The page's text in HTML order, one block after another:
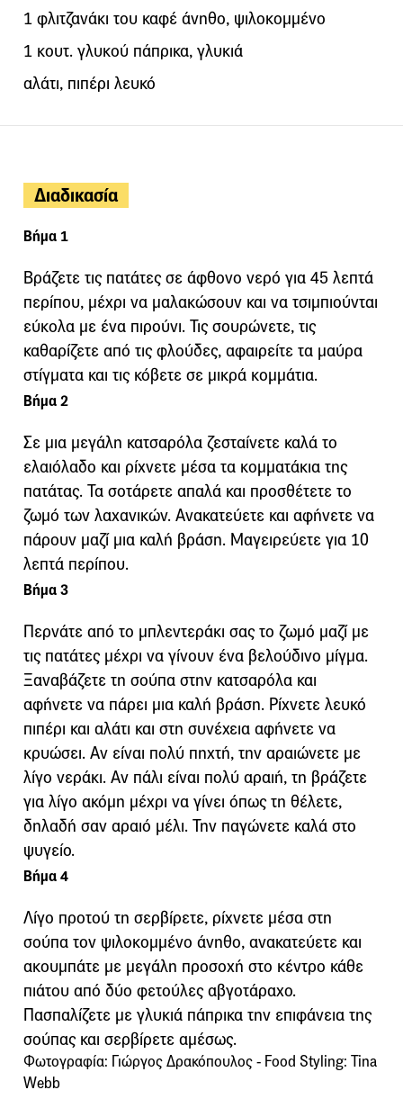
1 φλιτζανάκι του καφέ άνηθο, ψιλοκομμένο
1 κουτ. γλυκού πάπρικα, γλυκιά
αλάτι, πιπέρι λευκό
Διαδικασία
Βήμα 1
Βράζετε τις πατάτες σε άφθονο νερό για 45 λεπτά
περίπου, μέχρι να μαλακώσουν και να τσιμπιούνται
εύκολα με ένα πιρούνι. Τις σουρώνετε, τις
καθαρίζετε από τις φλούδες, αφαιρείτε τα μαύρα
στίγματα και τις κόβετε σε μικρά κομμάτια.
Βήμα 2
Σε μια μεγάλη κατσαρόλα ζεσταίνετε καλά το
ελαιόλαδο και ρίχνετε μέσα τα κομματάκια της
πατάτας. Τα σοτάρετε απαλά και προσθέτετε το
ζωμό των λαχανικών. Ανακατεύετε και αφήνετε να
πάρουν μαζί μια καλή βράση. Μαγειρεύετε για 10
λεπτά περίπου.
Βήμα 3
Περνάτε από το μπλεντεράκι σας το ζωμό μαζί με
τις πατάτες μέχρι να γίνουν ένα βελούδινο μίγμα.
Ξαναβάζετε τη σούπα στην κατσαρόλα και
αφήνετε να πάρει μια καλή βράση. Ρίχνετε λευκό
πιπέρι και αλάτι και στη συνέχεια αφήνετε να
κρυώσει. Αν είναι πολύ πηχτή, την αραιώνετε με
λίγο νεράκι. Αν πάλι είναι πολύ αραιή, τη βράζετε
για λίγο ακόμη μέχρι να γίνει όπως τη θέλετε,
δηλαδή σαν αραιό μέλι. Την παγώνετε καλά στο
ψυγείο.
Βήμα 4
Λίγο προτού τη σερβίρετε, ρίχνετε μέσα στη
σούπα τον ψιλοκομμένο άνηθο, ανακατεύετε και
ακουμπάτε με μεγάλη προσοχή στο κέντρο κάθε
πιάτου από δύο φετούλες αβγοτάραχο.
Πασπαλίζετε με γλυκιά πάπρικα την επιφάνεια της
σούπας και σερβίρετε αμέσως.
Φωτογραφία: Γιώργος Δρακόπουλος - Food Styling: Tina
Webb